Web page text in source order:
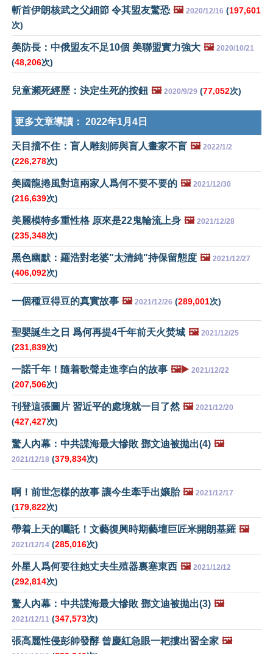
斬首伊朗核武之父細節 令其盟友驚恐 🖼️ 2020/12/16 (197,601
次)
美防長：中俄盟友不足10個 美聯盟實力強大 🖼️ 2020/10/21
(48,206次)
兒童瀕死經歷：決定生死的按鈕 🖼️ 2020/9/29 (77,052次)
更多文章導讀： 2022年1月4日
天目擋不住：盲人雕刻師與盲人畫家不盲 🖼️ 2022/1/2
(226,278次)
美國龍捲風對這兩家人爲何不要不要的 🖼️ 2021/12/30
(216,639次)
美麗模特多重性格 原來是22鬼輪流上身 🖼️ 2021/12/28
(235,348次)
黑色幽默：羅浩對老婆"太清純"持保留態度 🖼️ 2021/12/27
(406,092次)
一個種豆得豆的真實故事 🖼️ 2021/12/26 (289,001次)
聖嬰誕生之日 爲何再提4千年前天火焚城 🖼️ 2021/12/25
(231,839次)
一諾千年！隨着歌聲走進李白的故事 🖼️▶️ 2021/12/22
(207,506次)
刊登這張圖片 習近平的處境就一目了然 🖼️ 2021/12/20
(427,427次)
驚人內幕：中共諜海最大慘敗 鄧文迪被拋出(4) 🖼️
2021/12/18 (379,834次)
啊！前世怎樣的故事 讓今生牽手出孃胎 🖼️ 2021/12/17
(179,822次)
帶着上天的囑託！文藝復興時期藝壇巨匠米開朗基羅 🖼️
2021/12/14 (285,016次)
外星人爲何要往她丈夫生殖器裏塞東西 🖼️ 2021/12/12
(292,814次)
驚人內幕：中共諜海最大慘敗 鄧文迪被拋出(3) 🖼️
2021/12/11 (347,573次)
張高麗性侵彭帥發酵 曾慶紅急眼一耙摟出習全家 🖼️